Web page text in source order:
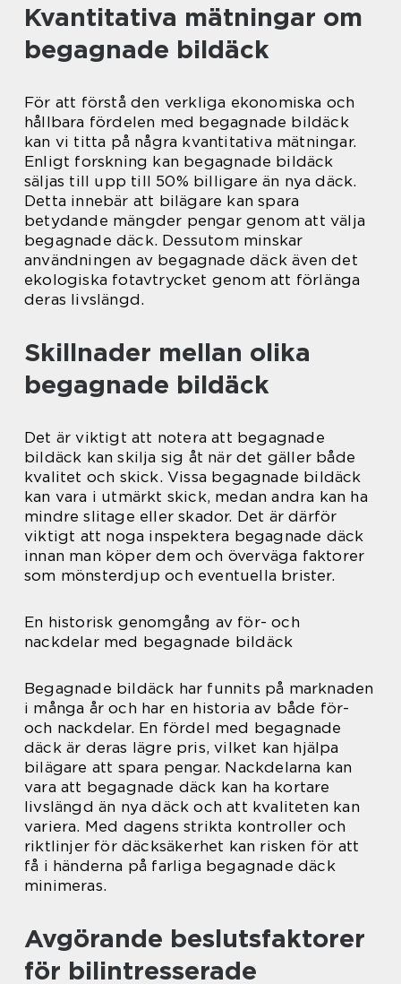
Kvantitativa mätningar om
begagnade bildäck
För att förstå den verkliga ekonomiska och
hållbara fördelen med begagnade bildäck
kan vi titta på några kvantitativa mätningar.
Enligt forskning kan begagnade bildäck
säljas till upp till 50% billigare än nya däck.
Detta innebär att bilägare kan spara
betydande mängder pengar genom att välja
begagnade däck. Dessutom minskar
användningen av begagnade däck även det
ekologiska fotavtrycket genom att förlänga
deras livslängd.
Skillnader mellan olika
begagnade bildäck
Det är viktigt att notera att begagnade
bildäck kan skilja sig åt när det gäller både
kvalitet och skick. Vissa begagnade bildäck
kan vara i utmärkt skick, medan andra kan ha
mindre slitage eller skador. Det är därför
viktigt att noga inspektera begagnade däck
innan man köper dem och överväga faktorer
som mönsterdjup och eventuella brister.
En historisk genomgång av för- och
nackdelar med begagnade bildäck
Begagnade bildäck har funnits på marknaden
i många år och har en historia av både för-
och nackdelar. En fördel med begagnade
däck är deras lägre pris, vilket kan hjälpa
bilägare att spara pengar. Nackdelarna kan
vara att begagnade däck kan ha kortare
livslängd än nya däck och att kvaliteten kan
variera. Med dagens strikta kontroller och
riktlinjer för däcksäkerhet kan risken för att
få i händerna på farliga begagnade däck
minimeras.
Avgörande beslutsfaktorer
för bilintresserade